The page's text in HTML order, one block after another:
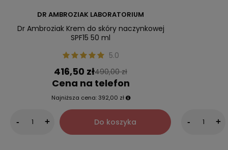
DR AMBROZIAK LABORATORIUM
Dr Ambroziak Krem do skóry naczynkowej
SPF15 50 ml
5.0
416,50 zł490,00 zł
Cena na telefon
Najniższa cena: 392,00 zł
- + Do koszyka - +